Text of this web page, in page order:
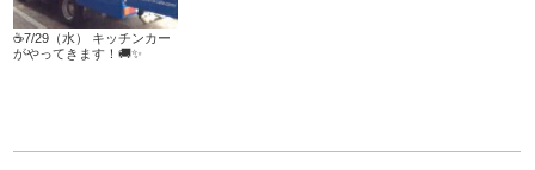
☕7/29（水） キッチンカー
がやってきます！🚚✨